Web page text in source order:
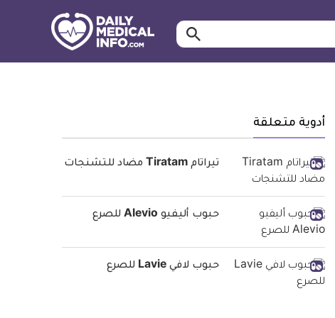
ابحث…
أدوية متعلقة
تيراتام Tiratam مضاد للتشنجات
حبوب أليفيو Alevio للصرع
حبوب لافي Lavie للصرع